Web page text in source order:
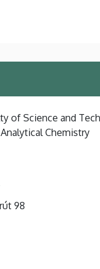
of Science and
Chemistry
98